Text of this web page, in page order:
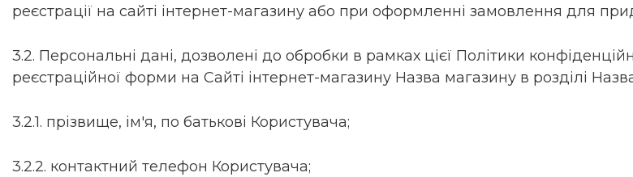
реєстрації на сайті інтернет-магазину або при оформленні замовлення для
3.2. Персональні дані, дозволені до обробки в рамках цієї Політики
реєстраційної форми на Сайті інтернет-магазину Назва магазину в розділі
3.2.1. прізвище, ім'я, по батькові Користувача;
3.2.2. контактний телефон Користувача;